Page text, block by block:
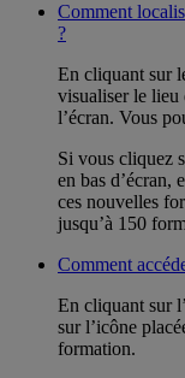
Comment
?
En cliquant sur
visualiser le lieu
l’écran. Vous
Si vous cliquez
en bas d’écran,
ces nouvelles
jusqu’à 150
Comment
En cliquant sur
sur l’icône
formation.